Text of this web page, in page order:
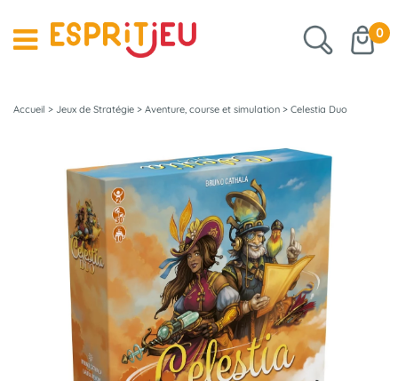
0
Accueil > Jeux de Stratégie > Aventure, course et simulation > Celestia Duo